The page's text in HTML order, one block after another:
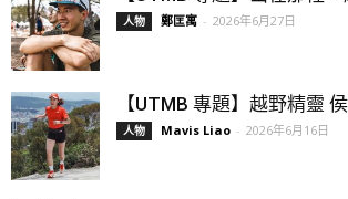
人物 鄭匡寓 - 2026年6月27日
【UTMB 專題】越野精靈
人物 Mavis Liao - 2026年6月16日